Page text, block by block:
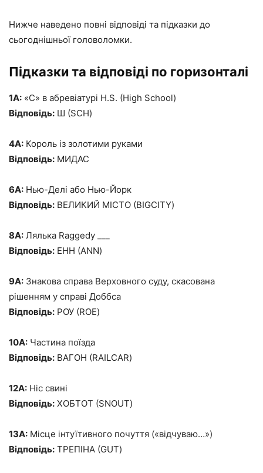
Нижче наведено повні відповіді та підказки до
сьогоднішньої головоломки.
Підказки та відповіді по горизонталі
1А: «С» в абревіатурі H.S. (High School)
Відповідь: Ш (SCH)
4А: Король із золотими руками
Відповідь: МИДАС
6А: Нью-Делі або Нью-Йорк
Відповідь: ВЕЛИКИЙ МІСТО (BIGCITY)
8А: Лялька Raggedy ___
Відповідь: ЕНН (ANN)
9А: Знакова справа Верховного суду, скасована
рішенням у справі Доббса
Відповідь: РОУ (ROE)
10А: Частина поїзда
Відповідь: ВАГОН (RAILCAR)
12А: Ніс свині
Відповідь: ХОБТОТ (SNOUT)
13А: Місце інтуїтивного почуття («відчуваю…»)
Відповідь: ТРЕПІНА (GUT)